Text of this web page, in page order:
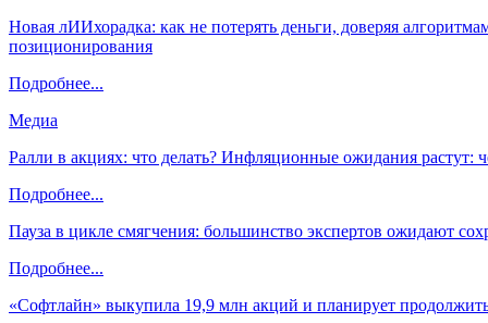
Новая лИИхорадка: как не потерять деньги, доверяя
позиционирования
Подробнее...
Медиа
Ралли в акциях: что делать? Инфляционные ожидания
Подробнее...
Пауза в цикле смягчения: большинство экспертов ожидают
Подробнее...
«Софтлайн» выкупила 19,9 млн акций и планирует